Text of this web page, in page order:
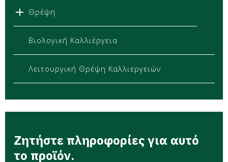
Θρέψη
Βιολογική Καλλιέργεια
Λειτουργική Θρέψη Καλλιεργειών
Ζητήστε πληροφορίες για αυτό
το προϊόν.